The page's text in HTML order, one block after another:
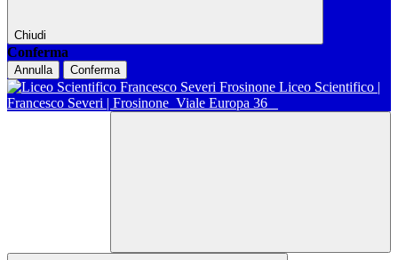
Chiudi
Conferma
Annulla Conferma
Liceo Scientifico |
Francesco Severi | Frosinone Viale Europa 36